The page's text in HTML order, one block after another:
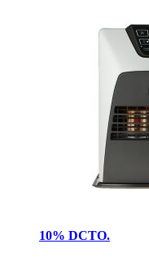
10% DCTO.